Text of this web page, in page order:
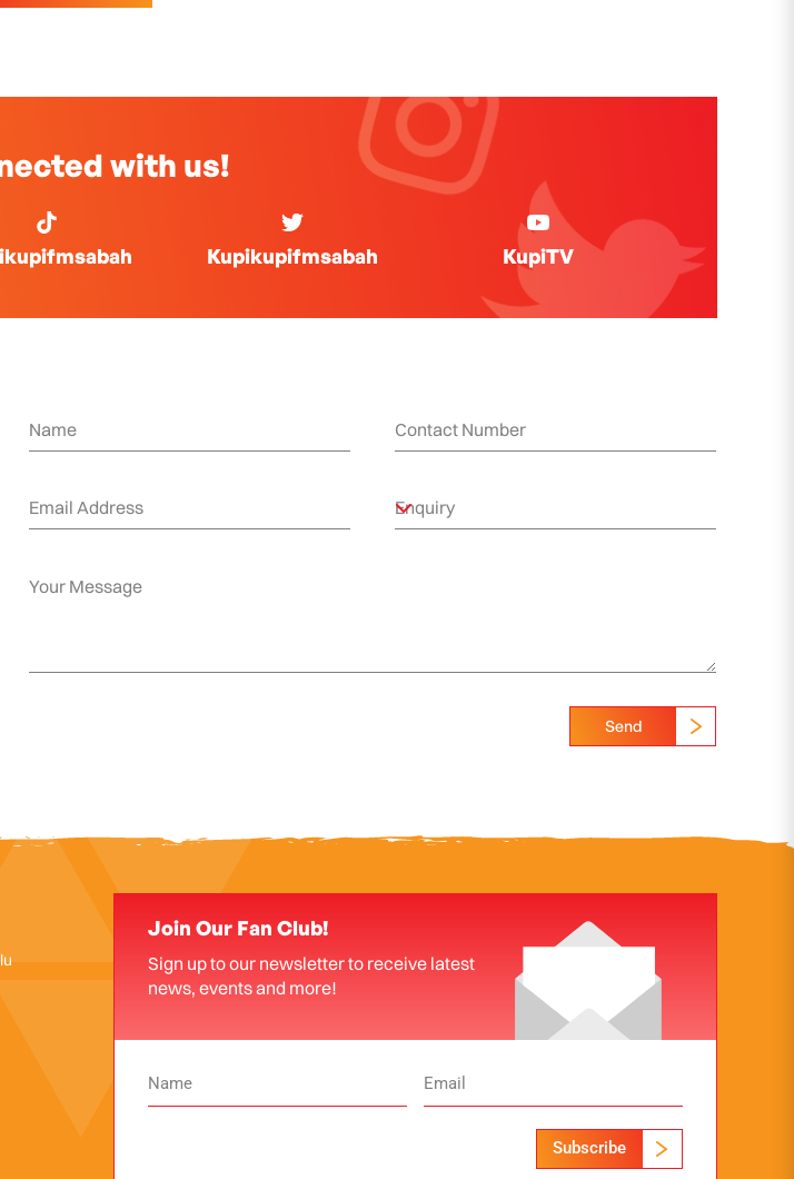
with us!
Kupikupifmsabah KupiTV
Send
Join Our Fan Club!
Sign up to our newsletter to receive latest
news, events and more!
Subscribe